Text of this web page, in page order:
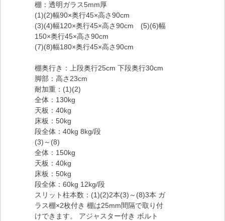
棚：透明ガラス5mm厚
(1)(2)幅90×奥行45×高さ90cm
(3)(4)幅120×奥行45×高さ90cm (5)(6)幅
150×奥行45×高さ90cm
(7)(8)幅180×奥行45×高さ90cm
棚奥行き：上段奥行25cm 下段奥行30cm
脚部：高さ23cm
耐加重：(1)(2)
全体：130kg
天板：40kg
床板：50kg
段全体：40kg 8kg/段
(3)～(8)
全体：150kg
天板：40kg
床板：50kg
段全体：60kg 12kg/段
スリット柱本数：(1)(2)2本(3)～(8)3本 ガ
ラス棚×2枚付き 棚は25mm間隔で取り付
けできます。 アジャスター付き ボルト